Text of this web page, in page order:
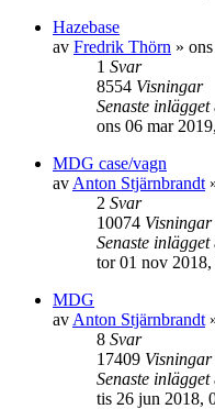
Hazebase
av Fredrik Thörn »
1 Svar
8554 Visningar
Senaste inlägget
ons 06 mar
MDG case/vagn
av Anton Stjärnbrandt
2 Svar
10074 Visningar
Senaste inlägget
tor 01 nov
MDG
av Anton Stjärnbrandt
8 Svar
17409 Visningar
Senaste inlägget
tis 26 jun 2018,